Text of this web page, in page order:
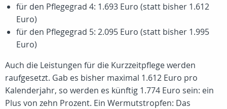
für den Pflegegrad 4: 1.693 Euro (statt bisher 1.612
Euro)
für den Pflegegrad 5: 2.095 Euro (statt bisher 1.995
Euro)
Auch die Leistungen für die Kurzzeitpflege werden
raufgesetzt. Gab es bisher maximal 1.612 Euro pro
Kalenderjahr, so werden es künftig 1.774 Euro sein: ein
Plus von zehn Prozent. Ein Wermutstropfen: Das